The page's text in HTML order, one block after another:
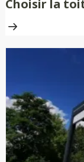
Choisir la